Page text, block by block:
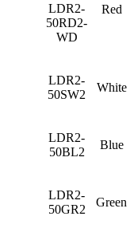
LDR2-
50RD2-
WD
Red
LDR2-
50SW2
White
LDR2-
50BL2
Blue
LDR2-
50GR2
Green